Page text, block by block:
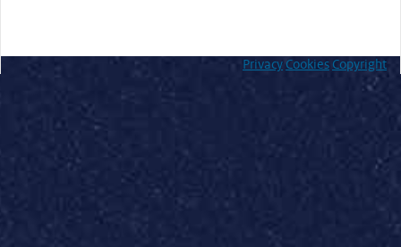
Privacy Cookies Copyright